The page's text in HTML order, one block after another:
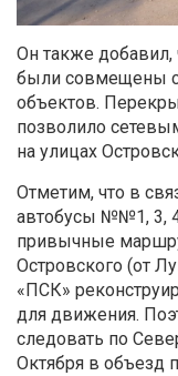
Он также
были совмещены с
объектов.
позволило
на улицах
Отметим, что в
автобусы №№1, 3,
привычные
Островского (от
«ПСК»
для движения.
следовать по
Октября в объезд